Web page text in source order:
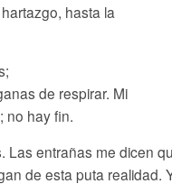
hasta la
de respirar. Mi
no hay fin.
Las entrañas me dicen
de esta puta realidad.